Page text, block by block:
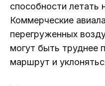
способности летать
Коммерческие
перегруженных
могут быть труднее
маршрут и